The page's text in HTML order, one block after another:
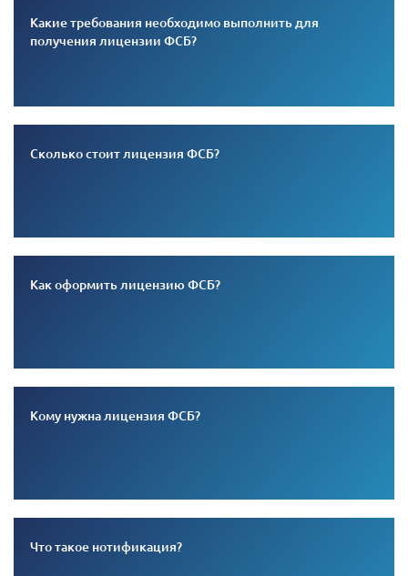
Какие требования необходимо выполнить для
получения лицензии ФСБ?
Сколько стоит лицензия ФСБ?
Как оформить лицензию ФСБ?
Кому нужна лицензия ФСБ?
Что такое нотификация?